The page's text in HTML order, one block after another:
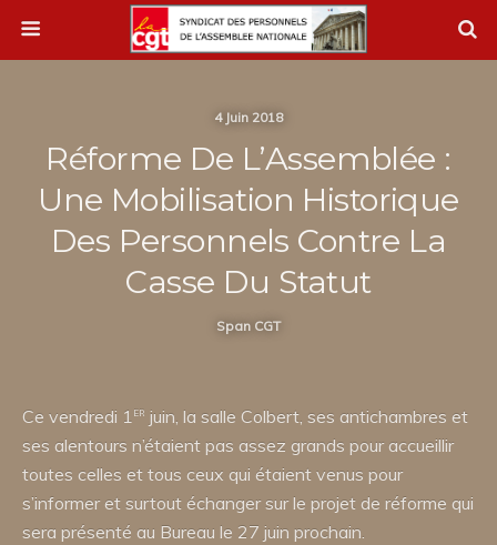
4 Juin 2018
Réforme De L’Assemblée :
Une Mobilisation Historique
Des Personnels Contre La
Casse Du Statut
Span CGT
Ce vendredi 1er juin, la salle Colbert, ses antichambres et
ses alentours n’étaient pas assez grands pour accueillir
toutes celles et tous ceux qui étaient venus pour
s’informer et surtout échanger sur le projet de réforme qui
sera présenté au Bureau le 27 juin prochain.